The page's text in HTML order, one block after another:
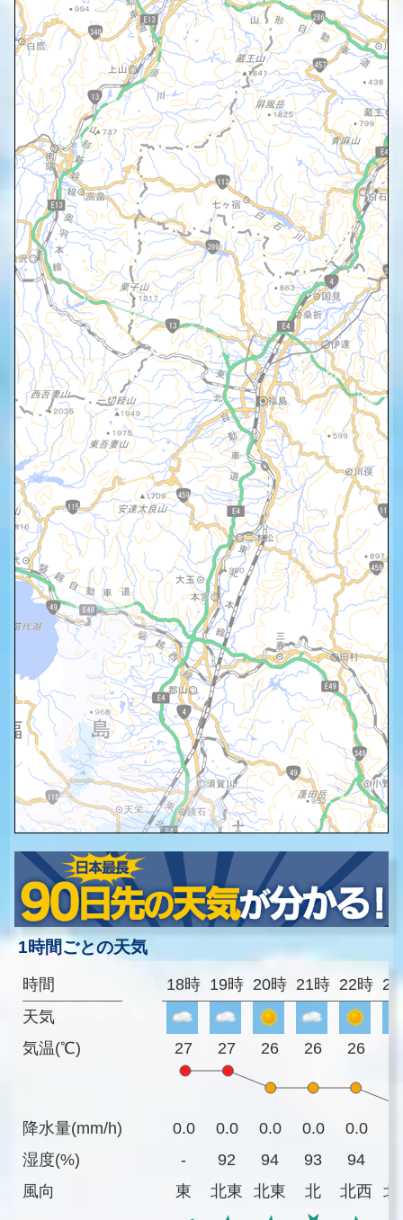
1時間ごとの天気
時間
天気
気温(℃)
降水量(mm/h)
湿度(%)
風向
18時 19時 20時 21時 22時
27 27 26 26 26
0.0 0.0 0.0 0.0 0.0
-
92 94 93 94
東
北東 北東 北 北西 北